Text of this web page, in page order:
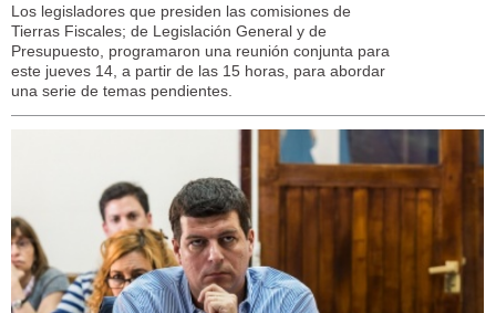
Los legisladores que presiden las comisiones de
Tierras Fiscales; de Legislación General y de
Presupuesto, programaron una reunión conjunta para
este jueves 14, a partir de las 15 horas, para abordar
una serie de temas pendientes.